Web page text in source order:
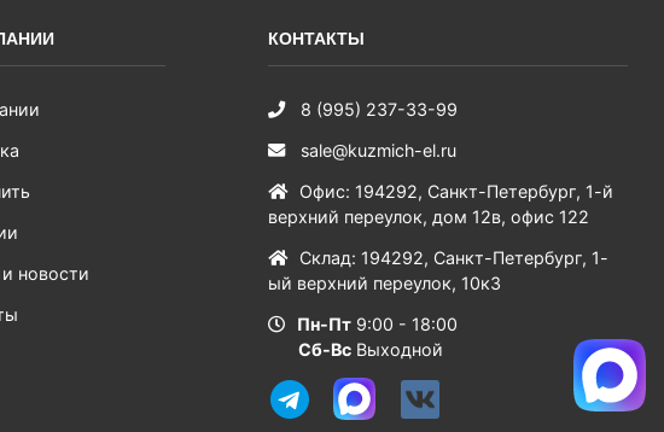
новости
КОНТАКТЫ
8 (995) 237-33-99
sale@kuzmich-el.ru
Офис: 194292, Санкт-Петербург, 1-й
верхний переулок, дом 12в, офис 122
Склад: 194292, Санкт-Петербург, 1-
ый верхний переулок, 10к3
Пн-Пт 9:00 - 18:00
Сб-ВсВыходной